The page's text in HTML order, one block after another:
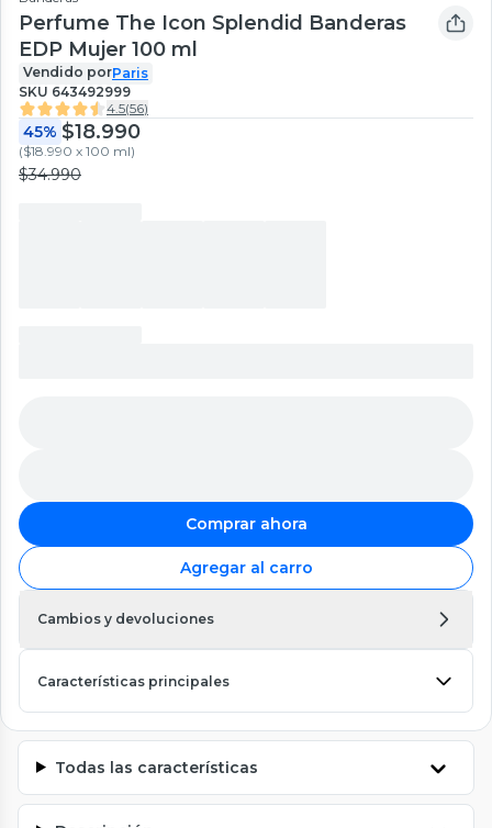
Perfume The Icon Splendid Banderas
EDP Mujer 100 ml
Vendido porParis
SKU 643492999
4.5(56)
45% $18.990
($18.990 x 100 ml)
$34.990
Comprar ahora
Agregar al carro
Cambios y devoluciones
Características principales
Todas las características